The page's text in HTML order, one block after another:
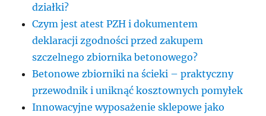
działki?
Czym jest atest PZH i dokumentem
deklaracji zgodności przed zakupem
szczelnego zbiornika betonowego?
Betonowe zbiorniki na ścieki – praktyczny
przewodnik i uniknąć kosztownych pomyłek
Innowacyjne wyposażenie sklepowe jako